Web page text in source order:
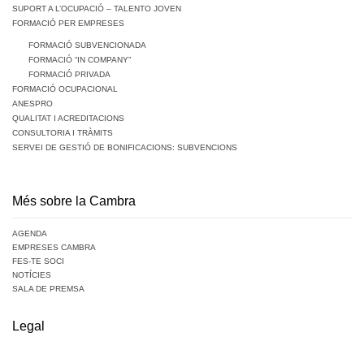
SUPORT A L’OCUPACIÓ – TALENTO JOVEN
FORMACIÓ PER EMPRESES
FORMACIÓ SUBVENCIONADA
FORMACIÓ “IN COMPANY”
FORMACIÓ PRIVADA
FORMACIÓ OCUPACIONAL
ANESPRO
QUALITAT I ACREDITACIONS
CONSULTORIA I TRÀMITS
SERVEI DE GESTIÓ DE BONIFICACIONS: SUBVENCIONS
Més sobre la Cambra
AGENDA
EMPRESES CAMBRA
FES-TE SOCI
NOTÍCIES
SALA DE PREMSA
Legal